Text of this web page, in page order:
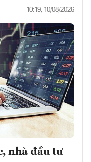
10:19, 10/08/2026
nhà đầu tư